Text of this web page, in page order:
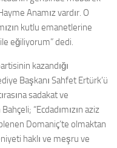
Anamız vardır. O
kutlu emanetlerine
eğiliyorum” dedi.
kazandığı
Başkanı Sahfet Ertürk’ü
sadakat ve
“Ecdadımızın aziz
Domaniç’te olmaktan
haklı ve meşru ve